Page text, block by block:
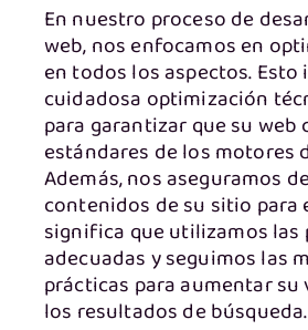
En nuestro proceso de
web, nos enfocamos en
en todos los aspectos. Esto
cuidadosa optimización
para garantizar que su web
estándares de los motores
Además, nos aseguramos
contenidos de su sitio para
significa que utilizamos las
adecuadas y seguimos las
prácticas para aumentar
los resultados de búsqueda.